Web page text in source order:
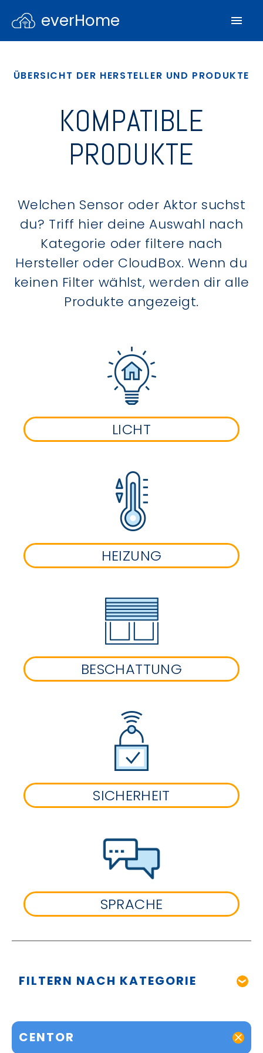
everHome
ÜBERSICHT DER HERSTELLER UND PRODUKTE
KOMPATIBLE
PRODUKTE
Welchen Sensor oder Aktor suchst
du? Triff hier deine Auswahl nach
Kategorie oder filtere nach
Hersteller oder CloudBox. Wenn du
keinen Filter wählst, werden dir alle
Produkte angezeigt.
LICHT
HEIZUNG
BESCHATTUNG
SICHERHEIT
SPRACHE
FILTERN NACH KATEGORIE
CENTOR